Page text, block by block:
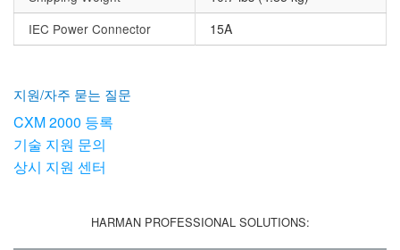
IEC Power Connector
15A
지원/자주 묻는 질문
CXM 2000 등록
기술 지원 문의
상시 지원 센터
HARMAN PROFESSIONAL SOLUTIONS: